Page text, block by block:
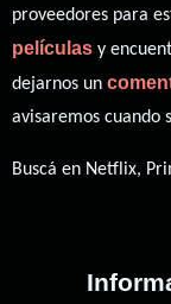
proveedores para
películas y
dejarnos un
avisaremos cuando
Buscá en Netflix,